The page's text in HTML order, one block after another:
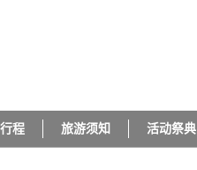
程 旅游须知 活动祭典